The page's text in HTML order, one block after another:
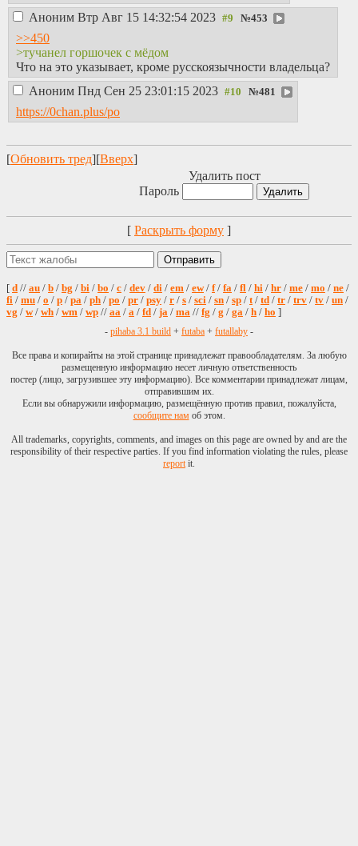
Аноним Втр Авг 15 14:32:54 2023 №453
>>450
>тучанел горшочек с мёдом
Что на это указывает, кроме русскоязычности владельца?
Аноним Пнд Сен 25 23:01:15 2023 №481
https://0chan.plus/po
[Обновить тред][Вверх]
Удалить пост
Пароль
[ Раскрыть форму ]
[ d // au / b / bg / bi / bo / c / dev / di / em / ew/ f/ fa / fl / hi / hr / me / mo / ne /
fi / mu / o / p / pa / ph / po / pr / psy / r / s / sci / sn / sp / t/ td / tr / trv / tv / un /
vg / w/ wh / wm / wp // aa / a / fd / ja / ma // fg / g / ga / h / ho ]
- pihaba 3.1 build + futaba + futallaby -
Все права и копирайты на этой странице принадлежат правообладателям. За любую
размещенную информацию несет личную ответственность
постер (лицо, загрузившее эту информацию). Все комментарии принадлежат лицам,
отправившим их.
Если вы обнаружили информацию, размещённую против правил, пожалуйста,
сообщите намоб этом.
All trademarks, copyrights, comments, and images on this page are owned by and are the
responsibility of their respective parties. If you find information violating the rules, please
reportit.